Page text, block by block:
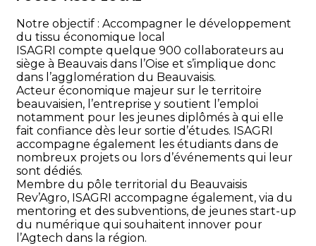
Notre objectif : Accompagner le développement
du tissu économique local
ISAGRI compte quelque 900 collaborateurs au
siège à Beauvais dans l’Oise et s’implique donc
dans l’agglomération du Beauvaisis.
Acteur économique majeur sur le territoire
beauvaisien, l’entreprise y soutient l’emploi
notamment pour les jeunes diplômés à qui elle
fait confiance dès leur sortie d’études. ISAGRI
accompagne également les étudiants dans de
nombreux projets ou lors d’événements qui leur
sont dédiés.
Membre du pôle territorial du Beauvaisis
Rev’Agro, ISAGRI accompagne également, via du
mentoring et des subventions, de jeunes start-up
du numérique qui souhaitent innover pour
l’Agtech dans la région.